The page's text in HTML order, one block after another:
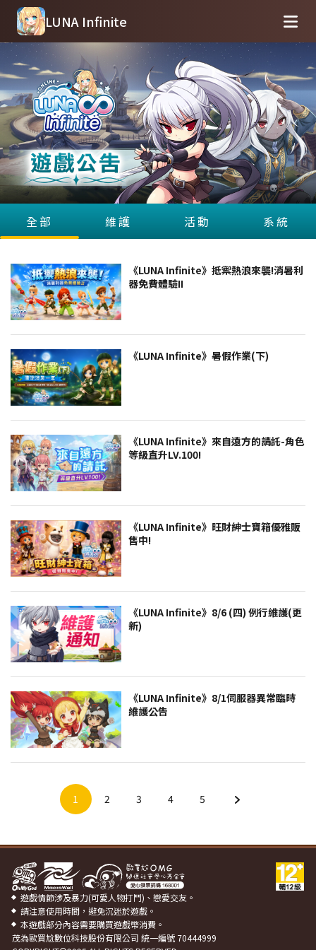
LUNA Infinite
全部 維護 活動 系統
《LUNA Infinite》抵禦熱浪來襲!消暑利
器免費體驗II
《LUNA Infinite》暑假作業(下)
《LUNA Infinite》來自遠方的請託-角色
等級直升LV.100!
《LUNA Infinite》旺財紳士寶箱優雅販
售中!
《LUNA Infinite》8/6 (四) 例行維護(更
新)
《LUNA Infinite》8/1伺服器異常臨時
維護公告
1 2 3 4 5
茂為歐買尬數位科技股份有限公司 統一編號 70444999
遊戲情節涉及暴力(可愛人物打鬥)、戀愛交友。
請注意使用時間，避免沉迷於遊戲。
本遊戲部分內容需要購買遊戲幣消費。